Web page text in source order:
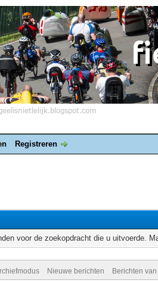
Registreren
voor de zoekopdracht die u uitvoerde.
Nieuwe berichten Berichten